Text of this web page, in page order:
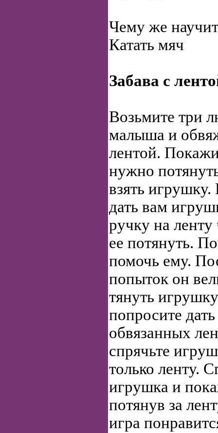
Чему же
Катать мяч
Забава с
Возьмите три
малыша и
лентой.
нужно
взять
дать вам
ручку на ленту
ее потянуть.
помочь ему.
попыток он
тянуть
попросите
обвязанных
спрячьте
только ленту.
игрушка и
потянув за
игра